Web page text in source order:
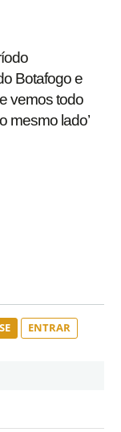
Botafogo e
vemos todo
mesmo lado’